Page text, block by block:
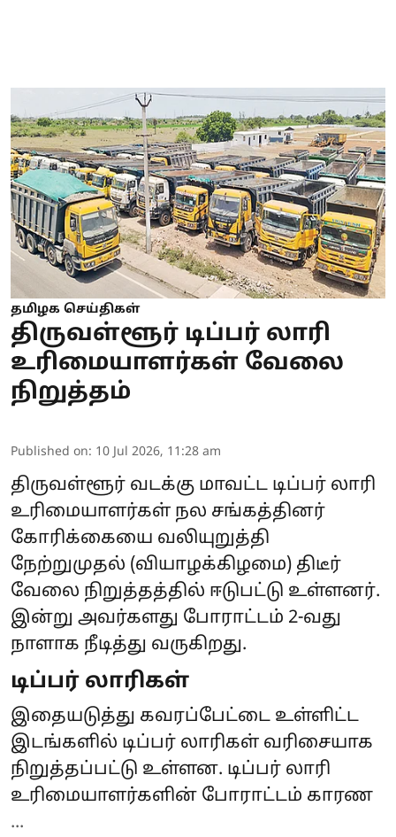
தமிழக செய்திகள்
திருவள்ளூர் டிப்பர் லாரி
உரிமையாளர்கள் வேலை
நிறுத்தம்
Published on: 10 Jul 2026, 11:28 am
திருவள்ளூர் வடக்கு மாவட்ட டிப்பர் லாரி
உரிமையாளர்கள் நல சங்கத்தினர்
கோரிக்கையை வலியுறுத்தி
நேற்றுமுதல் (வியாழக்கிழமை) திடீர்
வேலை நிறுத்தத்தில் ஈடுபட்டு உள்ளனர்.
இன்று அவர்களது போராட்டம் 2-வது
நாளாக நீடித்து வருகிறது.
டிப்பர் லாரிகள்
இதையடுத்து கவரப்பேட்டை உள்ளிட்ட
இடங்களில் டிப்பர் லாரிகள் வரிசையாக
நிறுத்தப்பட்டு உள்ளன. டிப்பர் லாரி
உரிமையாளர்களின் போராட்டம் காரண
...